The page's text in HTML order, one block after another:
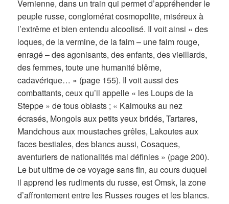
Vernienne, dans un train qui permet d’appréhender le
peuple russe, conglomérat cosmopolite, miséreux à
l’extrême et bien entendu alcoolisé. Il voit ainsi « des
loques, de la vermine, de la faim – une faim rouge,
enragé – des agonisants, des enfants, des vieillards,
des femmes, toute une humanité blême,
cadavérique… » (page 155). Il voit aussi des
combattants, ceux qu’il appelle « les Loups de la
Steppe » de tous oblasts ; « Kalmouks au nez
écrasés, Mongols aux petits yeux bridés, Tartares,
Mandchous aux moustaches grêles, Lakoutes aux
faces bestiales, des blancs aussi, Cosaques,
aventuriers de nationalités mal définies » (page 200).
Le but ultime de ce voyage sans fin, au cours duquel
il apprend les rudiments du russe, est Omsk, la zone
d’affrontement entre les Russes rouges et les blancs.